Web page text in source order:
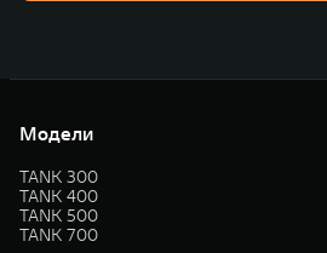
Модели
TANK 300
TANK 400
TANK 500
TANK 700